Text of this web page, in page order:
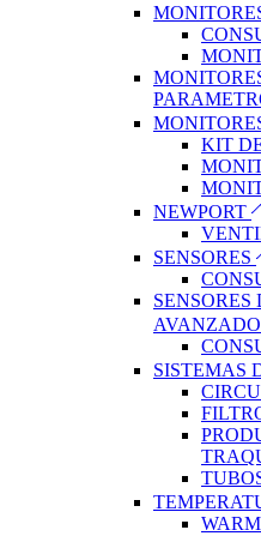
KIT
NEWPORT
SENSORES
SENSORES
SISTEMAS